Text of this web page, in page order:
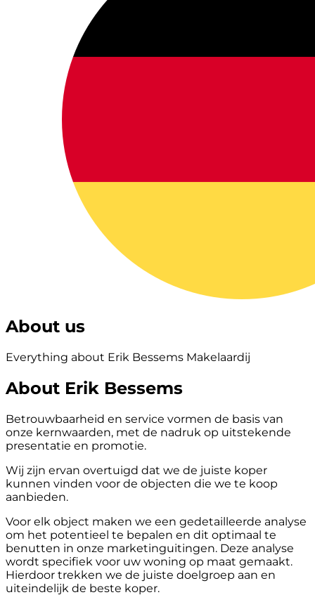
About us
Everything about Erik Bessems Makelaardij
About Erik Bessems
Betrouwbaarheid en service vormen de basis van
onze kernwaarden, met de nadruk op uitstekende
presentatie en promotie.
Wij zijn ervan overtuigd dat we de juiste koper
kunnen vinden voor de objecten die we te koop
aanbieden.
Voor elk object maken we een gedetailleerde analyse
om het potentieel te bepalen en dit optimaal te
benutten in onze marketinguitingen. Deze analyse
wordt specifiek voor uw woning op maat gemaakt.
Hierdoor trekken we de juiste doelgroep aan en
uiteindelijk de beste koper.